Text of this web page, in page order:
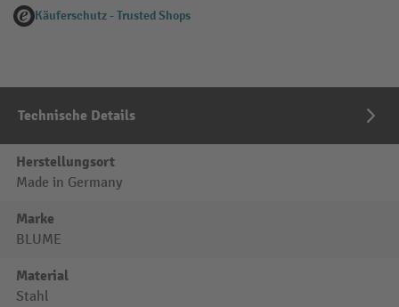
Käuferschutz - Trusted Shops
Technische Details
Herstellungsort
Made in Germany
Marke
BLUME
Material
Stahl